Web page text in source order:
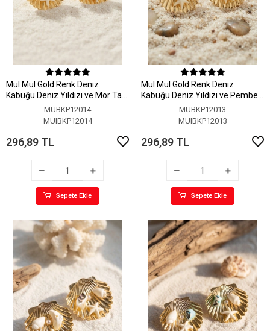
MuI MuI Gold Renk Deniz
Kabuğu Deniz Yıldızı ve Mor Taş
Detaylı KüpeMUBKP12014
MUIBKP12014
296,89 TL
Sepete Ekle
MuI MuI Gold Renk Deniz
Kabuğu Deniz Yıldızı ve Pembe
Taş Detaylı Küpe
MUBKP12013
MUIBKP12013
296,89 TL
Sepete Ekle